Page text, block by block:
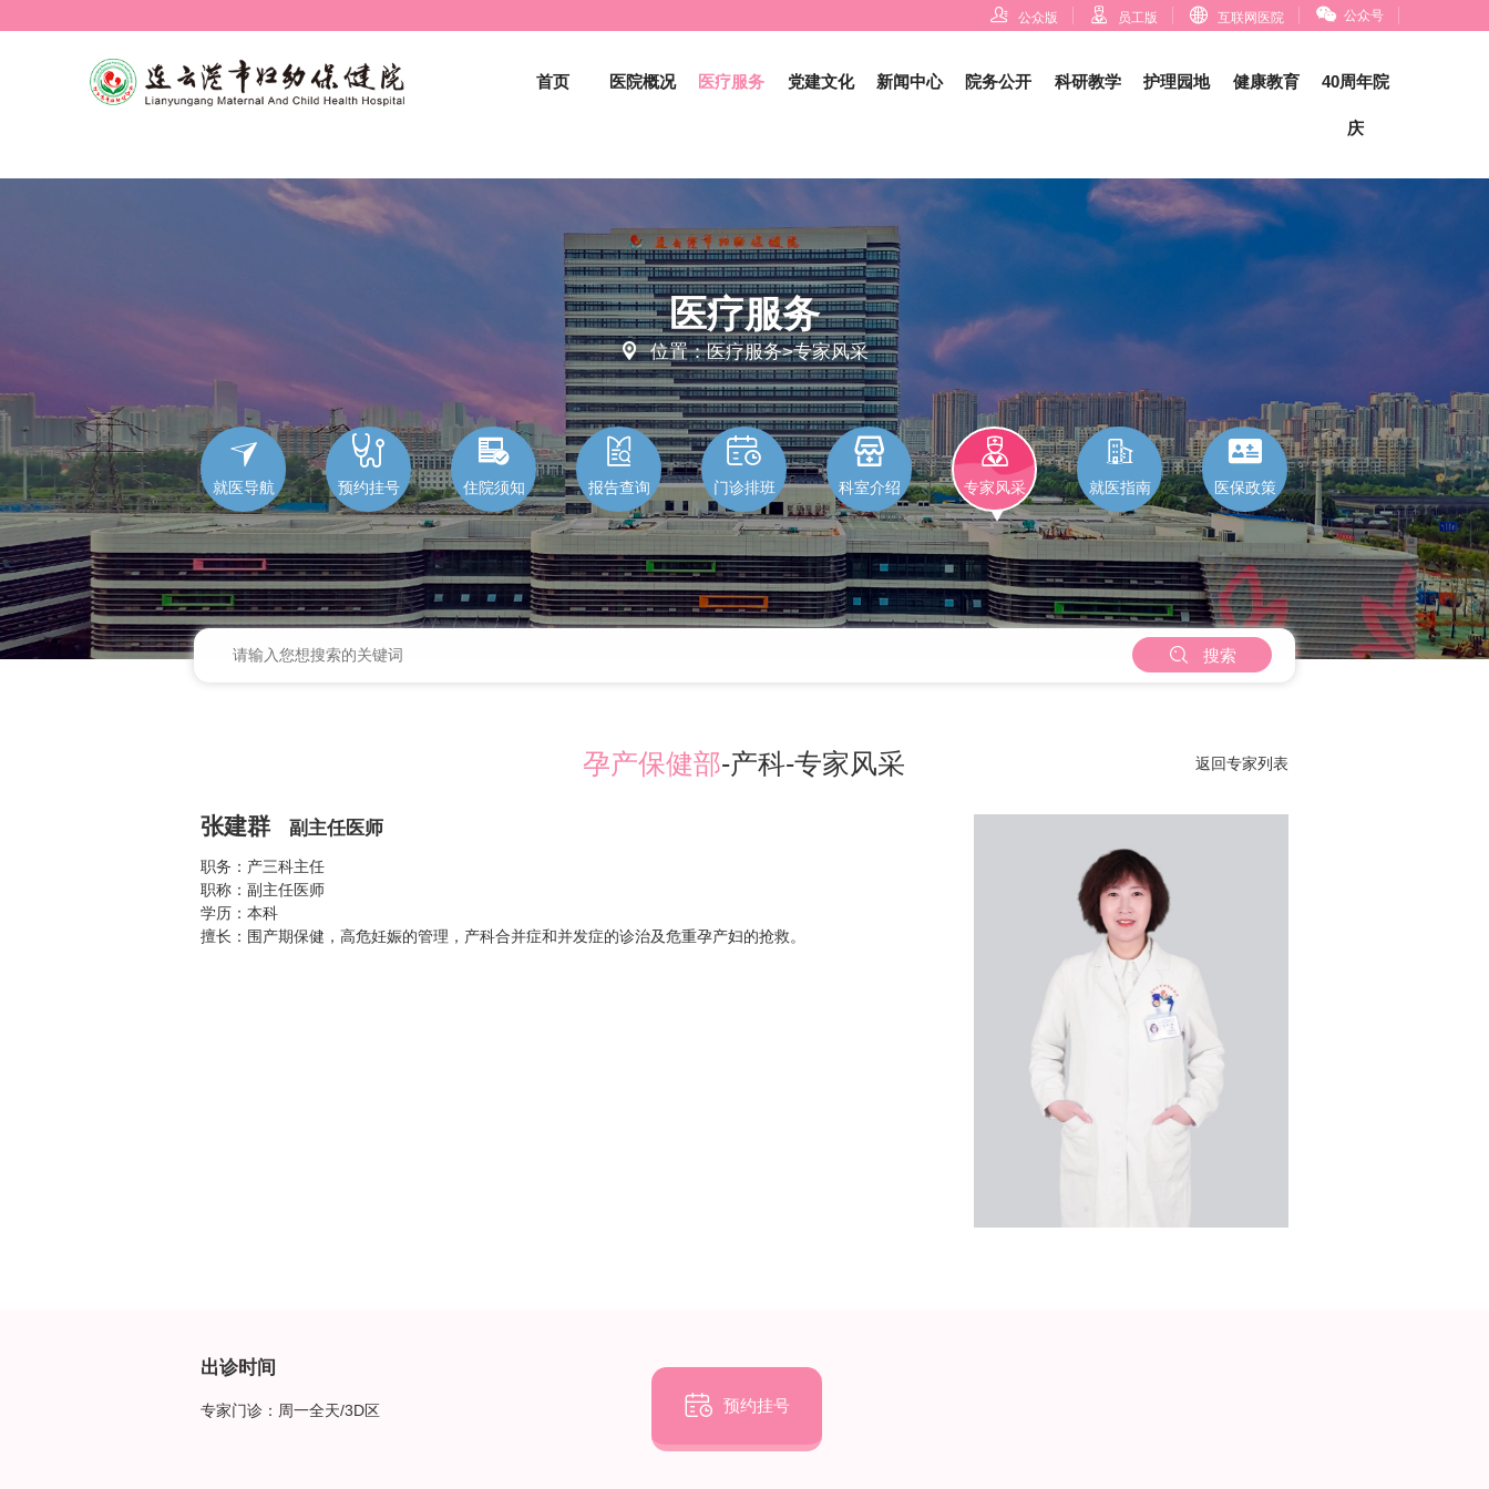
 公众版  员工版  互联网医院  公众号
首页 医院概况 医疗服务 党建文化 新闻中心 院务公开 科研教学 护理园地 健康教育 40周年院
庆
 搜索
医疗服务
 位置：医疗服务>专家风采

就医导航

预约挂号

住院须知

报告查询

门诊排班

科室介绍

专家风采

就医指南

医保政策
孕产保健部-产科-专家风采 返回专家列表
张建群 副主任医师
职务：产三科主任
职称：副主任医师
学历：本科
擅长：围产期保健，高危妊娠的管理，产科合并症和并发症的诊治及危重孕产妇的抢救。
出诊时间
专家门诊：周一全天/3D区  预约挂号